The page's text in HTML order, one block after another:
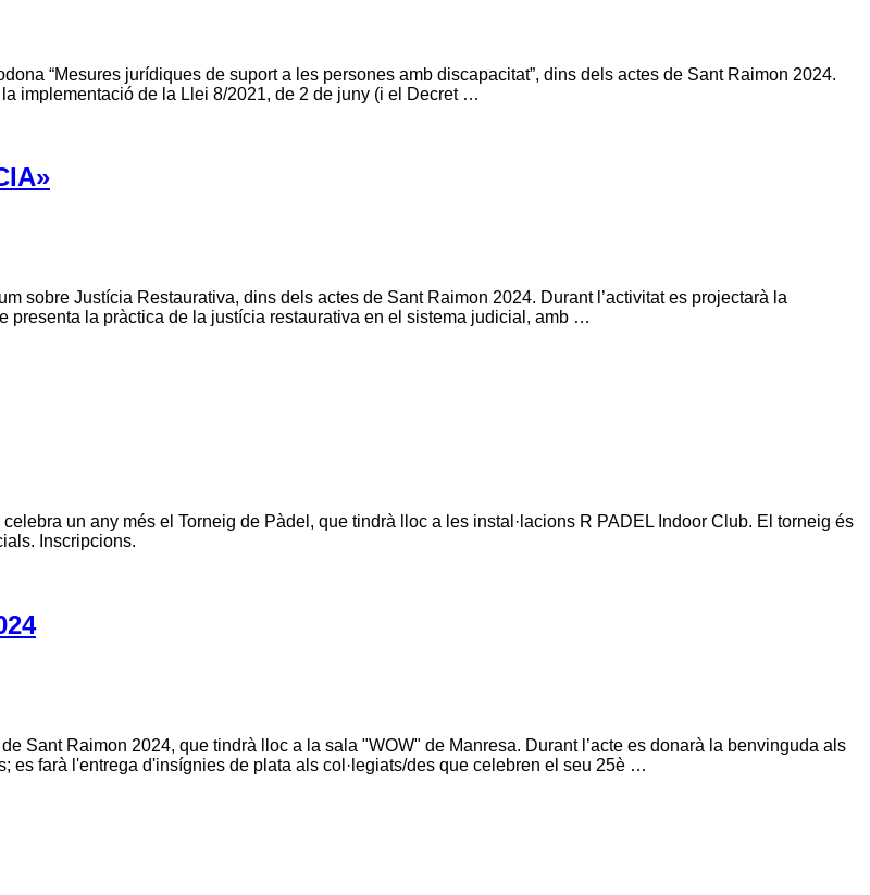
“Mesures jurídiques de suport a les persones amb discapacitat”, dins dels actes de Sant Raimon 2024.
implementació de la Llei 8/2021, de 2 de juny (i el Decret …
sobre Justícia Restaurativa, dins dels actes de Sant Raimon 2024. Durant l’activitat es projectarà la
presenta la pràctica de la justícia restaurativa en el sistema judicial, amb …
un any més el Torneig de Pàdel, que tindrà lloc a les instal·lacions R PADEL Indoor Club. El torneig és
Inscripcions.
Sant Raimon 2024, que tindrà lloc a la sala "WOW" de Manresa. Durant l’acte es donarà la benvinguda als
es farà l'entrega d'insígnies de plata als col·legiats/des que celebren el seu 25è …